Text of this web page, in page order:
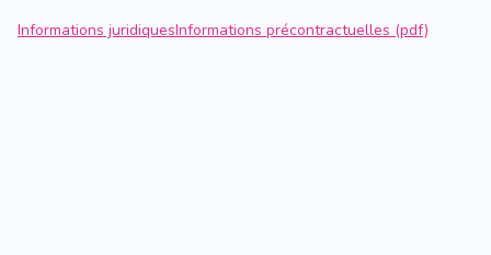
Informations juridiquesInformations précontractuelles (pdf)